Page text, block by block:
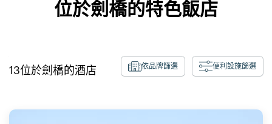
位於劍橋的特色飯店
13位於劍橋的酒店 依品牌篩選 便利設施篩選